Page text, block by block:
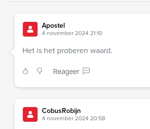
Apostel
4 november 2024 21:10
Het is het proberen waard.
Reageer
CobusRobijn
4 november 2024 20:58